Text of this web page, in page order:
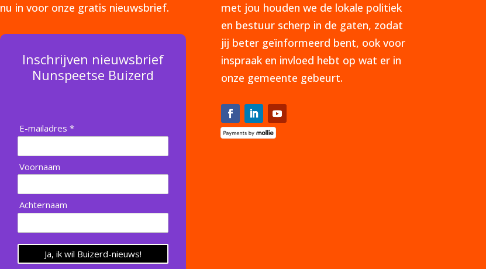
nu in voor onze gratis nieuwsbrief.
Inschrijven nieuwsbrief
Nunspeetse Buizerd
E-mailadres *
Voornaam
Achternaam
Ja, ik wil Buizerd-nieuws!
met jou houden we de lokale politiek
en bestuur scherp in de gaten, zodat
jij beter geïnformeerd bent, ook voor
inspraak en invloed hebt op wat er in
onze gemeente gebeurt.